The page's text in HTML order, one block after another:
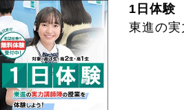
1日体験
東進の